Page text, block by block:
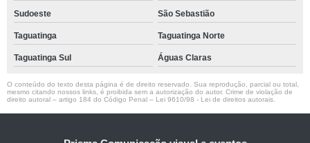
Sudoeste São Sebastião
Taguatinga Taguatinga Norte
Taguatinga Sul Águas Claras
O conteúdo do texto desta página é de direito reservado. Sua reprodução, parcial ou total,
mesmo citando nossos links, é proibida sem a autorização do autor. Crime de violação de
direito autoral – artigo 184 do Código Penal – Lei 9610/98 - Lei de direitos autorais